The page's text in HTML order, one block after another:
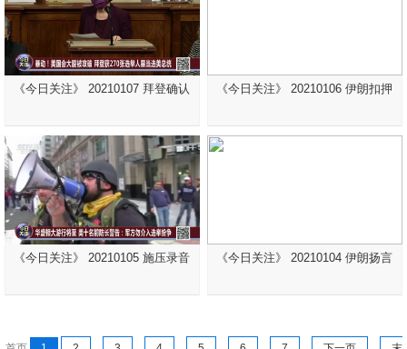
《今日关注》 20210107 拜登确认 《今日关注》 20210106 伊朗扣押
《今日关注》 20210105 施压录音 《今日关注》 20210104 伊朗扬言